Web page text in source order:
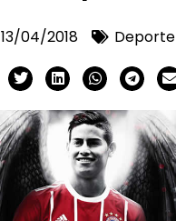
13/04/2018 Deporte